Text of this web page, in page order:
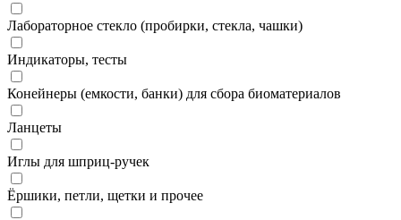
Лабораторное стекло (пробирки, стекла, чашки)
Индикаторы, тесты
Конейнеры (емкости, банки) для сбора биоматериалов
Ланцеты
Иглы для шприц-ручек
Ёршики, петли, щетки и прочее